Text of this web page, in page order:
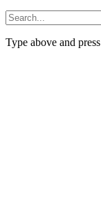
Type above and press